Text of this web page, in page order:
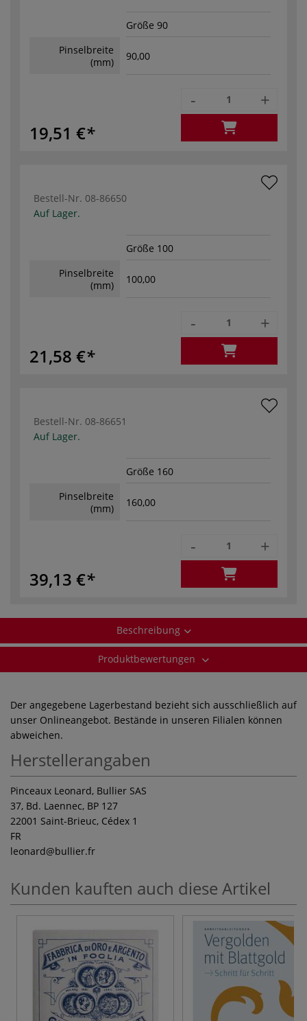
Größe 90
Pinselbreite
(mm)
90,00
19,51 €
- +
Bestell-Nr. 08-86650
Auf Lager.
Größe 100
Pinselbreite
(mm)
100,00
21,58 €
- +
Bestell-Nr. 08-86651
Auf Lager.
Größe 160
Pinselbreite
(mm)
160,00
39,13 €
- +
Beschreibung
Produktbewertungen
Der angegebene Lagerbestand bezieht sich ausschließlich auf
unser Onlineangebot. Bestände in unseren Filialen können
abweichen.
Herstellerangaben
Pinceaux Leonard, Bullier SAS
37, Bd. Laennec, BP 127
22001 Saint-Brieuc, Cédex 1
FR
leonard@bullier.fr
Kunden kauften auch diese Artikel